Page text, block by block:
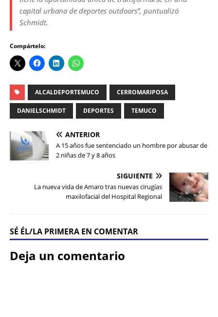
capital urbana de deportes outdoors”, puntualizó
Schmidt.
Compártelo:
ALCALDEPORTEMUCO CERROMARIPOSA
DANIELSCHMIDT DEPORTES TEMUCO
ANTERIOR
A 15 años fue sentenciado un hombre por abusar de
2 niñas de 7 y 8 años
SIGUIENTE
La nueva vida de Amaro tras nuevas cirugías
maxilofacial del Hospital Regional
SÉ ÉL/LA PRIMERA EN COMENTAR
Deja un comentario